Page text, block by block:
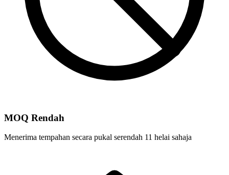
MOQ Rendah
Menerima tempahan secara pukal serendah 11 helai sahaja